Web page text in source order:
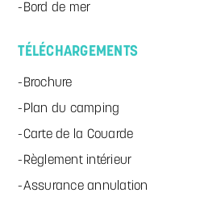
Bord de mer
TÉLÉCHARGEMENTS
Brochure
Plan du camping
Carte de la Couarde
Règlement intérieur
Assurance annulation